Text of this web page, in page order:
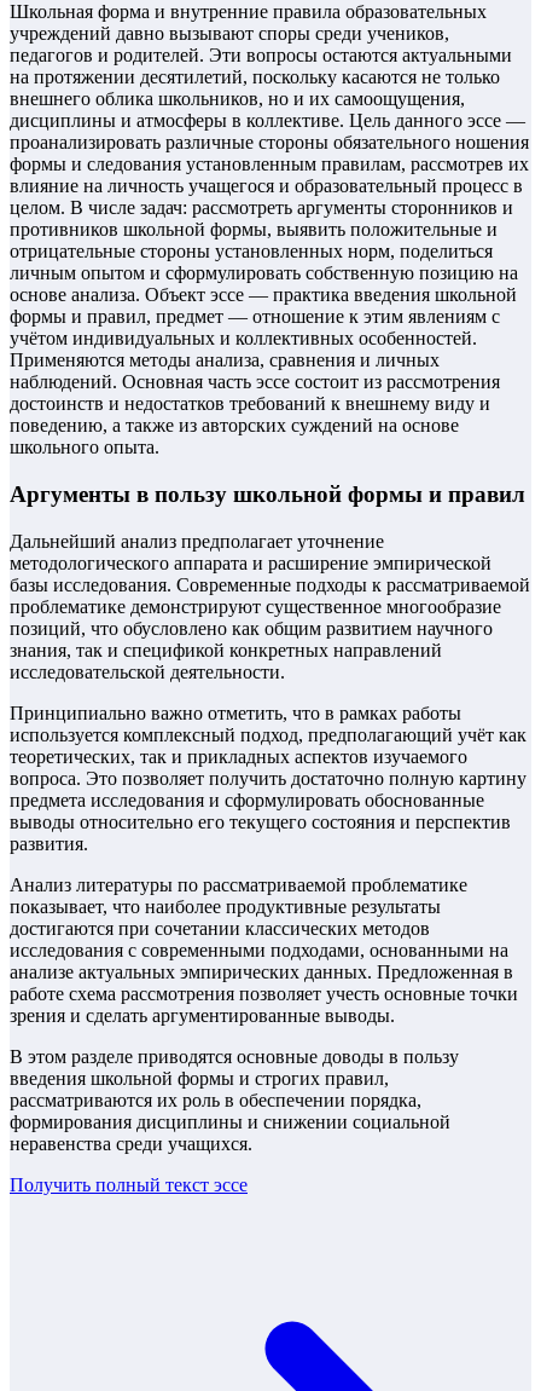
Школьная форма и внутренние правила образовательных
учреждений давно вызывают споры среди учеников,
педагогов и родителей. Эти вопросы остаются актуальными
на протяжении десятилетий, поскольку касаются не только
внешнего облика школьников, но и их самоощущения,
дисциплины и атмосферы в коллективе. Цель данного эссе —
проанализировать различные стороны обязательного ношения
формы и следования установленным правилам, рассмотрев их
влияние на личность учащегося и образовательный процесс в
целом. В числе задач: рассмотреть аргументы сторонников и
противников школьной формы, выявить положительные и
отрицательные стороны установленных норм, поделиться
личным опытом и сформулировать собственную позицию на
основе анализа. Объект эссе — практика введения школьной
формы и правил, предмет — отношение к этим явлениям с
учётом индивидуальных и коллективных особенностей.
Применяются методы анализа, сравнения и личных
наблюдений. Основная часть эссе состоит из рассмотрения
достоинств и недостатков требований к внешнему виду и
поведению, а также из авторских суждений на основе
школьного опыта.
Аргументы в пользу школьной формы и правил
Дальнейший анализ предполагает уточнение
методологического аппарата и расширение эмпирической
базы исследования. Современные подходы к рассматриваемой
проблематике демонстрируют существенное многообразие
позиций, что обусловлено как общим развитием научного
знания, так и спецификой конкретных направлений
исследовательской деятельности.
Принципиально важно отметить, что в рамках работы
используется комплексный подход, предполагающий учёт как
теоретических, так и прикладных аспектов изучаемого
вопроса. Это позволяет получить достаточно полную картину
предмета исследования и сформулировать обоснованные
выводы относительно его текущего состояния и перспектив
развития.
Анализ литературы по рассматриваемой проблематике
показывает, что наиболее продуктивные результаты
достигаются при сочетании классических методов
исследования с современными подходами, основанными на
анализе актуальных эмпирических данных. Предложенная в
работе схема рассмотрения позволяет учесть основные точки
зрения и сделать аргументированные выводы.
В этом разделе приводятся основные доводы в пользу
введения школьной формы и строгих правил,
рассматриваются их роль в обеспечении порядка,
формирования дисциплины и снижении социальной
неравенства среди учащихся.
Получить полный текст эссе